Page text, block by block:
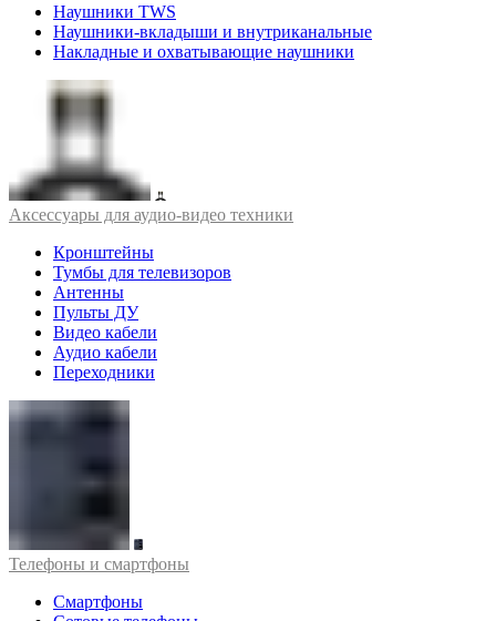
Наушники TWS
Наушники-вкладыши и внутриканальные
Накладные и охватывающие наушники
Аксессуары для аудио-видео техники
Кронштейны
Тумбы для телевизоров
Антенны
Пульты ДУ
Видео кабели
Аудио кабели
Переходники
Телефоны и смартфоны
Смартфоны